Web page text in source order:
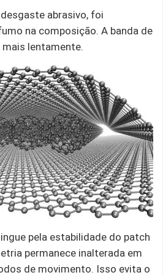
abrasivo, foi
na composição. A banda de
lentamente.
pela estabilidade do patch
permanece inalterada em
de movimento. Isso evita o